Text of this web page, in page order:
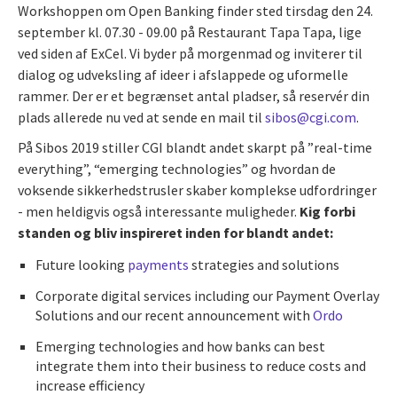
Workshoppen om Open Banking finder sted tirsdag den 24.
september kl. 07.30 - 09.00 på Restaurant Tapa Tapa, lige
ved siden af ExCel. Vi byder på morgenmad og inviterer til
dialog og udveksling af ideer i afslappede og uformelle
rammer. Der er et begrænset antal pladser, så reservér din
plads allerede nu ved at sende en mail til sibos@cgi.com.
På Sibos 2019 stiller CGI blandt andet skarpt på ”real-time
everything”, “emerging technologies” og hvordan de
voksende sikkerhedstrusler skaber komplekse udfordringer
- men heldigvis også interessante muligheder. Kig forbi
standen og bliv inspireret inden for blandt andet:
Future looking payments strategies and solutions
Corporate digital services including our Payment Overlay
Solutions and our recent announcement with Ordo
Emerging technologies and how banks can best
integrate them into their business to reduce costs and
increase efficiency